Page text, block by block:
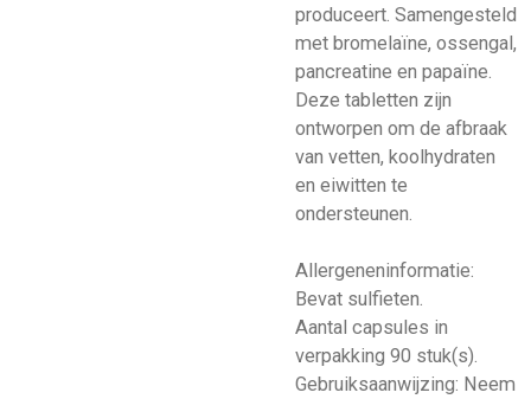
produceert. Samengesteld
met bromelaïne, ossengal,
pancreatine en papaïne.
Deze tabletten zijn
ontworpen om de afbraak
van vetten, koolhydraten
en eiwitten te
ondersteunen.
Allergeneninformatie:
Bevat sulfieten.
Aantal capsules in
verpakking 90 stuk(s).
Gebruiksaanwijzing: Neem